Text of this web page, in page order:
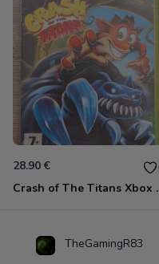
28.90 €
TheGamingR83